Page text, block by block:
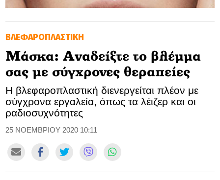
SOOZIE’S FRIENDS
CULTURE
TASTELAND
TECH
HEALTH
MEDIALAND
DRIVE
ΒΛΕΦΑΡΟΠΛΑΣΤΙΚΗ
Μάσκα: Αναδείξτε το βλέμμα
σας με σύγχρονες θεραπείες
Η βλεφαροπλαστική διενεργείται πλέον με
σύγχρονα εργαλεία, όπως τα λέιζερ και οι
ραδιοσυχνότητες
25 ΝΟΕΜΒΡΙΟΥ 2020 10:11